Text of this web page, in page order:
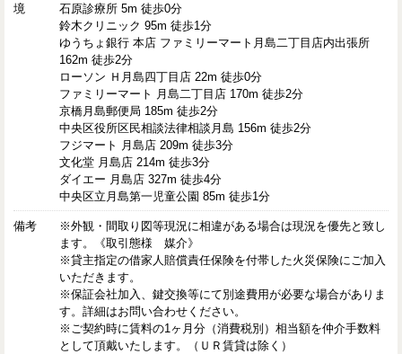
境
石原診療所 5m 徒歩0分
鈴木クリニック 95m 徒歩1分
ゆうちょ銀行 本店 ファミリーマート月島二丁目店内出張所
162m 徒歩2分
ローソン Ｈ月島四丁目店 22m 徒歩0分
ファミリーマート 月島二丁目店 170m 徒歩2分
京橋月島郵便局 185m 徒歩2分
中央区役所区民相談法律相談月島 156m 徒歩2分
フジマート 月島店 209m 徒歩3分
文化堂 月島店 214m 徒歩3分
ダイエー 月島店 327m 徒歩4分
中央区立月島第一児童公園 85m 徒歩1分
備考
※外観・間取り図等現況に相違がある場合は現況を優先と致し
ます。《取引態様 媒介》
※貸主指定の借家人賠償責任保険を付帯した火災保険にご加入
いただきます。
※保証会社加入、鍵交換等にて別途費用が必要な場合がありま
す。詳細はお問い合わせください。
※ご契約時に賃料の1ヶ月分（消費税別）相当額を仲介手数料
として頂戴いたします。（ＵＲ賃貸は除く）